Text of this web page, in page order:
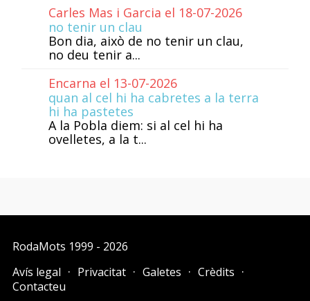
Carles Mas i Garcia el 18-07-2026
no tenir un clau
Bon dia, això de no tenir un clau,
no deu tenir a...
Encarna el 13-07-2026
quan al cel hi ha cabretes a la terra
hi ha pastetes
A la Pobla diem: si al cel hi ha
ovelletes, a la t...
RodaMots 1999 - 2026
Avís legal
Privacitat Galetes
Crèdits
Contacteu